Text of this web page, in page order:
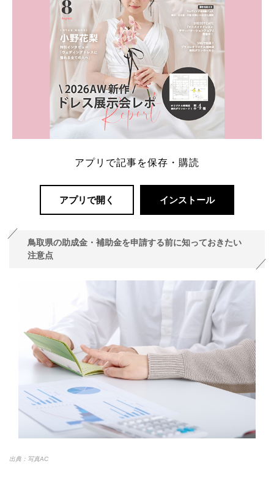
アプリで記事を保存・購読
アプリで開く インストール
鳥取県の助成金・補助金を申請する前に知っておきたい
注意点
出典：写真AC